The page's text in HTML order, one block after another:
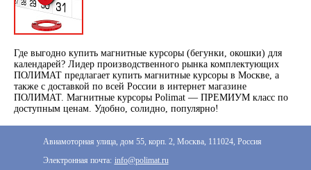
материалы для печати,
переплета, отделки"
Где выгодно купить магнитные курсоры (бегунки, окошки) для
календарей? Лидер производственного рынка комплектующих
ПОЛИМАТ предлагает купить магнитные курсоры в Москве, а
также с доставкой по всей России в интернет магазине
ПОЛИМАТ. Магнитные курсоры Polimat — ПРЕМИУМ класс по
доступным ценам. Удобно, солидно, популярно!
Авиамоторная улица, дом 55, корп. 2, Москва, 111024, Россия
Электронная почта: info@polimat.ru